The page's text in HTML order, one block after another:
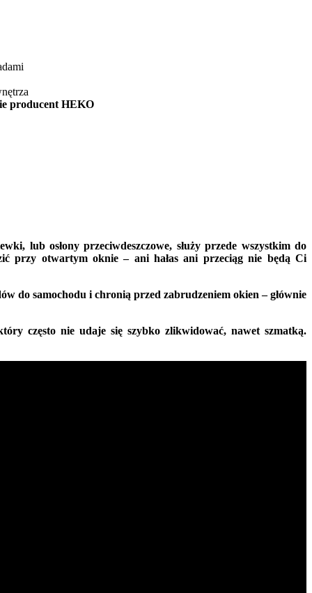
producent HEKO
lub osłony przeciwdeszczowe, służy przede wszystkim do
przy otwartym oknie – ani hałas ani przeciąg nie będą Ci
do samochodu i chronią przed zabrudzeniem okien – głównie
często nie udaje się szybko zlikwidować, nawet szmatką.